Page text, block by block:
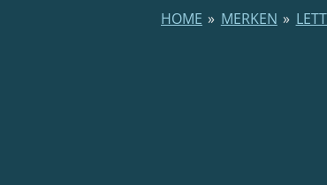
HOME » MERKEN »